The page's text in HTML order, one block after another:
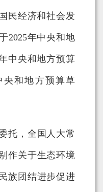
民经济和社会发
2025年中央和地
中央和地方预算
央和地方预算草
，全国人大常
作关于生态环境
族团结进步促进